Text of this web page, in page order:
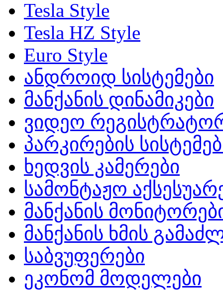
Tesla Style
Tesla HZ Style
Euro Style
ანდროიდ სისტემები
მანქანის დინამიკები
ვიდეო
პარკირების
ხედვის კამერები
სამონტაჟო
მანქანის
მანქანის ხმის
საბვუფერები
ეკონომ მოდელები